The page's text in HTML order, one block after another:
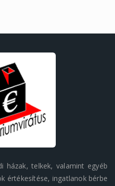
házak, telkek, valamint egyéb
értékesítése, ingatlanok bérbe